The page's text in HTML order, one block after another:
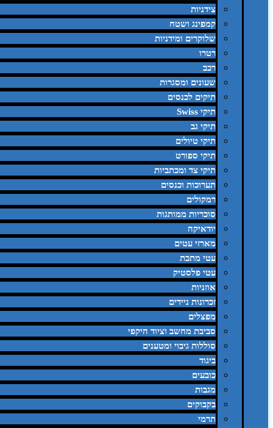
צידניות
קמפינג ושטח
שלוקרים ומידניות
רטרו
רכב
שעונים ומסגרות
תיקים לכנסים
תיקי Swiss
תיקי גב
תיקי טיולים
תיקי ספורט
תיקי צד ומכתביות
תערוכות וכנסים
רמקולים
סוכריות ממותגות
יודאיקה
מארזי עטים
עטי מתכת
עטי פלסטיק
אוזניות
זכרונות ניידים
מפצלים
סביבת מחשב וציוד היקפי
סוללות גיבוי ומטענים
ביגוד
כובעים
מגבות
בקבוקים
תרמי